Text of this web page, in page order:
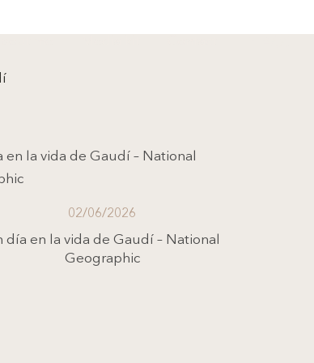
02/06/2026
día en la vida de Gaudí – National
Geographic